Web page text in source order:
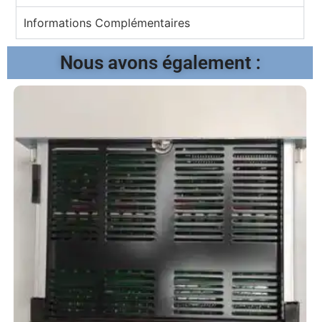
Informations Complémentaires
Nous avons également :